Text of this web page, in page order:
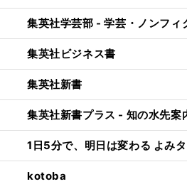
集英社学芸部 - 学芸・ノンフィ
集英社ビジネス書
集英社新書
集英社新書プラス - 知の水先案
1日5分で、明日は変わる よみ
kotoba